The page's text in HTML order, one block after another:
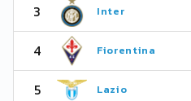
3 Inter
4 Fiorentina
5 Lazio